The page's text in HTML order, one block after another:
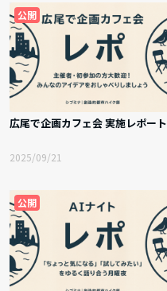
公開
広尾で企画カフェ会 実施レポート
2025/09/21
公開